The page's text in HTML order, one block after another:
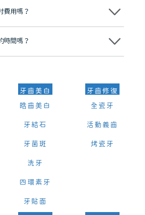
費用嗎？
當日匯率轉算收取費用，而匯率會及時告知客人
時間嗎？
或whatsapp聯絡我們，告知我們你原本預約
牙齒美白
皓齒美白
牙結石
牙菌斑
洗牙
四環素牙
牙貼面
牙齒修復
全瓷牙
活動義齒
烤瓷牙